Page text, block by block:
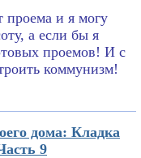
проема и я могу
а если бы я
проемов! И с
коммунизм!
дома: Кладка
9